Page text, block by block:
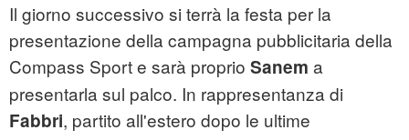
Il giorno successivo si terrà la festa per la
presentazione della campagna pubblicitaria della
Compass Sport e sarà proprio Sanem a
presentarla sul palco. In rappresentanza di
Fabbri, partito all'estero dopo le ultime